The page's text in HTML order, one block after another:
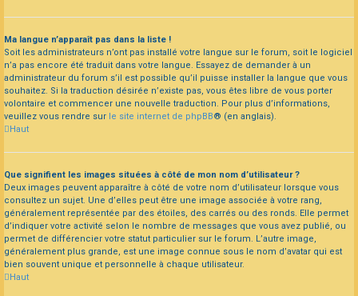
Ma langue n’apparaît pas dans la liste !
Soit les administrateurs n’ont pas installé votre langue sur le forum, soit le logiciel
n’a pas encore été traduit dans votre langue. Essayez de demander à un
administrateur du forum s’il est possible qu’il puisse installer la langue que vous
souhaitez. Si la traduction désirée n’existe pas, vous êtes libre de vous porter
volontaire et commencer une nouvelle traduction. Pour plus d’informations,
veuillez vous rendre sur le site internet de phpBB® (en anglais).
Haut
Que signifient les images situées à côté de mon nom d’utilisateur ?
Deux images peuvent apparaître à côté de votre nom d’utilisateur lorsque vous
consultez un sujet. Une d’elles peut être une image associée à votre rang,
généralement représentée par des étoiles, des carrés ou des ronds. Elle permet
d’indiquer votre activité selon le nombre de messages que vous avez publié, ou
permet de différencier votre statut particulier sur le forum. L’autre image,
généralement plus grande, est une image connue sous le nom d’avatar qui est
bien souvent unique et personnelle à chaque utilisateur.
Haut